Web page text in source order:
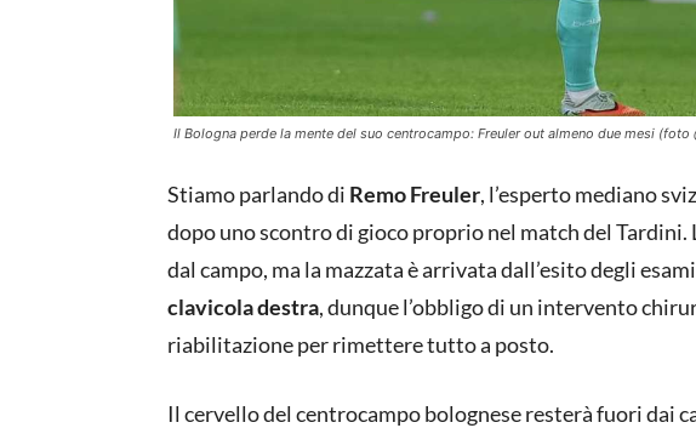
Il Bologna perde la mente del suo centrocampo: Freuler out almeno due mesi
Stiamo parlando di Remo Freuler, l’esperto mediano
dopo uno scontro di gioco proprio nel match del Tardini.
dal campo, ma la mazzata è arrivata dall’esito degli
clavicola destra, dunque l’obbligo di un intervento
riabilitazione per rimettere tutto a posto.
Il cervello del centrocampo bolognese resterà fuori dai